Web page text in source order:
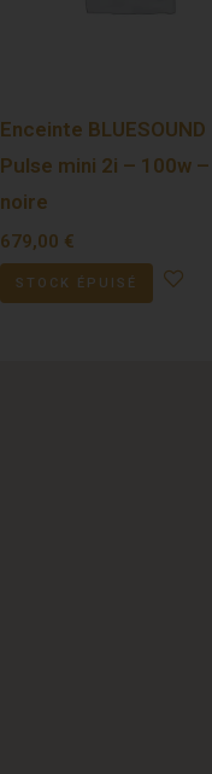
Enceinte BLUESOUND
Pulse mini 2i – 100w –
noire
679,00 €
STOCK ÉPUISÉ